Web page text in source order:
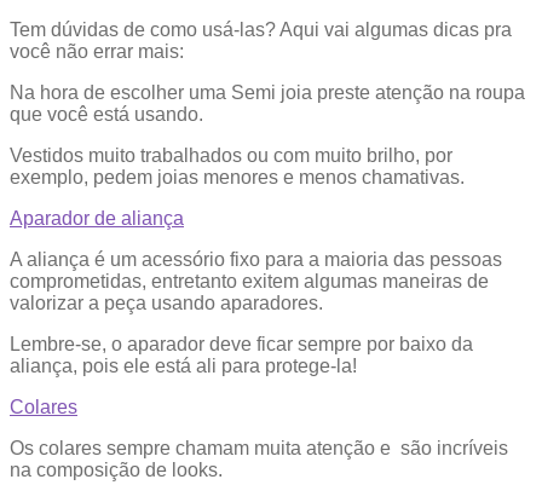
Tem dúvidas de como usá-las? Aqui vai algumas dicas pra
você não errar mais:
Na hora de escolher uma Semi joia preste atenção na roupa
que você está usando.
Vestidos muito trabalhados ou com muito brilho, por
exemplo, pedem joias menores e menos chamativas.
Aparador de aliança
A aliança é um acessório fixo para a maioria das pessoas
comprometidas, entretanto exitem algumas maneiras de
valorizar a peça usando aparadores.
Lembre-se, o aparador deve ficar sempre por baixo da
aliança, pois ele está ali para protege-la!
Colares
Os colares sempre chamam muita atenção e são incríveis
na composição de looks.